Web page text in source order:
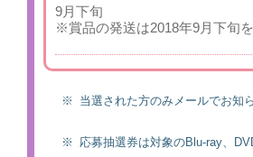
9月下旬
※賞品の発送は2018年9月下旬
※ 当選された方のみメールでお知
※
応募抽選券は対象のBlu-ray、